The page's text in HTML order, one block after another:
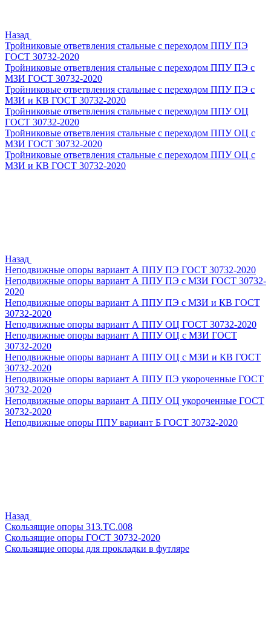
Назад
Тройниковые ответвления стальные с переходом ППУ ПЭ
ГОСТ 30732-2020
Тройниковые ответвления стальные с переходом ППУ ПЭ с
МЗИ ГОСТ 30732-2020
Тройниковые ответвления стальные с переходом ППУ ПЭ с
МЗИ и КВ ГОСТ 30732-2020
Тройниковые ответвления стальные с переходом ППУ ОЦ
ГОСТ 30732-2020
Тройниковые ответвления стальные с переходом ППУ ОЦ с
МЗИ ГОСТ 30732-2020
Тройниковые ответвления стальные с переходом ППУ ОЦ с
МЗИ и КВ ГОСТ 30732-2020
Назад
Неподвижные опоры вариант А ППУ ПЭ ГОСТ 30732-2020
Неподвижные опоры вариант А ППУ ПЭ с МЗИ ГОСТ 30732-
2020
Неподвижные опоры вариант А ППУ ПЭ с МЗИ и КВ ГОСТ
30732-2020
Неподвижные опоры вариант А ППУ ОЦ ГОСТ 30732-2020
Неподвижные опоры вариант А ППУ ОЦ с МЗИ ГОСТ
30732-2020
Неподвижные опоры вариант А ППУ ОЦ с МЗИ и КВ ГОСТ
30732-2020
Неподвижные опоры вариант А ППУ ПЭ укороченные ГОСТ
30732-2020
Неподвижные опоры вариант А ППУ ОЦ укороченные ГОСТ
30732-2020
Неподвижные опоры ППУ вариант Б ГОСТ 30732-2020
Назад
Скользящие опоры 313.ТС.008
Скользящие опоры ГОСТ 30732-2020
Скользящие опоры для прокладки в футляре